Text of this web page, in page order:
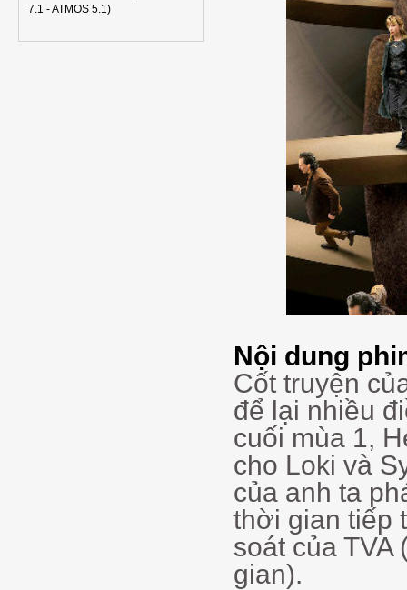
7.1 - ATMOS 5.1)
Nội dung
Cốt truyện
để lại nhiều
cuối mùa 1,
cho Loki và
của anh ta
thời gian tiếp
soát của
gian).